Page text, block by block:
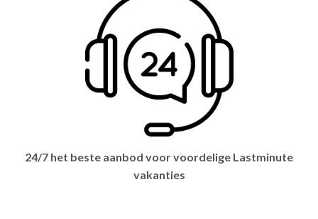
24/7 het beste aanbod voor voordelige Lastminute
vakanties